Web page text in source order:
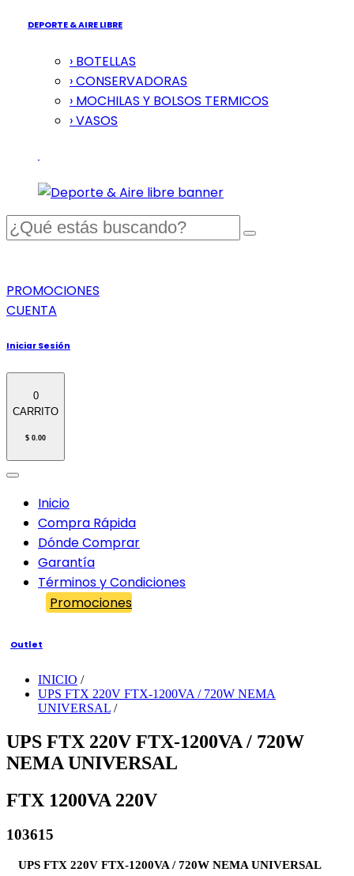
DEPORTE & AIRE LIBRE
› BOTELLAS
› CONSERVADORAS
› MOCHILAS Y BOLSOS TERMICOS
› VASOS
PROMOCIONES
CUENTA
Iniciar Sesión
0
CARRITO
$ 0.00
Inicio
Compra Rápida
Dónde Comprar
Garantía
Términos y Condiciones
Promociones
Outlet
INICIO /
UPS FTX 220V FTX-1200VA / 720W NEMA
UNIVERSAL /
UPS FTX 220V FTX-1200VA / 720W
NEMA UNIVERSAL
FTX 1200VA 220V
103615
UPS FTX 220V FTX-1200VA / 720W NEMA UNIVERSAL